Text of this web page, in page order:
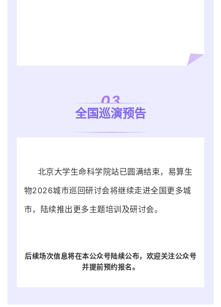
03
全国巡演预告
北京大学生命科学院站已圆满结束，易算生
物2026城市巡回研讨会将继续走进全国更多城
市，陆续推出更多主题培训及研讨会。
后续场次信息将在本公众号陆续公布，欢迎关注公众号
并提前预约报名。